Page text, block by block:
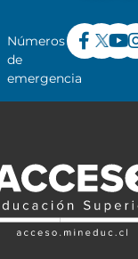
Números
de
emergencia